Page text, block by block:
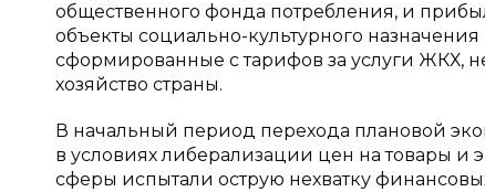
общественного фонда потребления, и
объекты социально-культурного
сформированные с тарифов за услуги ЖКХ,
хозяйство страны.
В начальный период перехода плановой
в условиях либерализации цен на товары
сферы испытали острую нехватку